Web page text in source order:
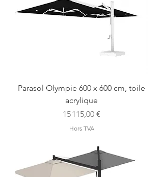
Parasol Olympie 600 x 600 cm, toile
acrylique
Prix
15 115,00 €
Hors TVA